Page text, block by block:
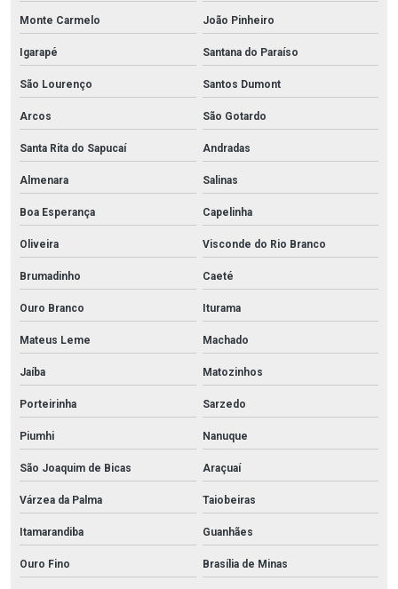
Monte Carmelo João Pinheiro
Igarapé Santana do Paraíso
São Lourenço Santos Dumont
Arcos São Gotardo
Santa Rita do Sapucaí Andradas
Almenara Salinas
Boa Esperança Capelinha
Oliveira Visconde do Rio Branco
Brumadinho Caeté
Ouro Branco Iturama
Mateus Leme Machado
Jaíba Matozinhos
Porteirinha Sarzedo
Piumhi Nanuque
São Joaquim de Bicas Araçuaí
Várzea da Palma Taiobeiras
Itamarandiba Guanhães
Ouro Fino Brasília de Minas